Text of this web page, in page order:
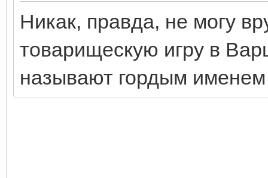
Никак, правда, не могу
товарищескую игру в
называют гордым именем